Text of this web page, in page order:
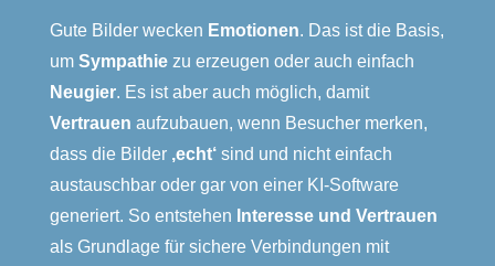
Gute Bilder wecken Emotionen. Das ist die Basis,
um Sympathiezu erzeugen oder auch einfach
Neugier. Es ist aber auch möglich, damit
Vertrauen aufzubauen, wenn Besucher merken,
dass die Bilder ‚echt‘sind und nicht einfach
austauschbar oder gar von einer KI-Software
generiert. So entstehen Interesse und Vertrauen
als Grundlage für sichere Verbindungen mit